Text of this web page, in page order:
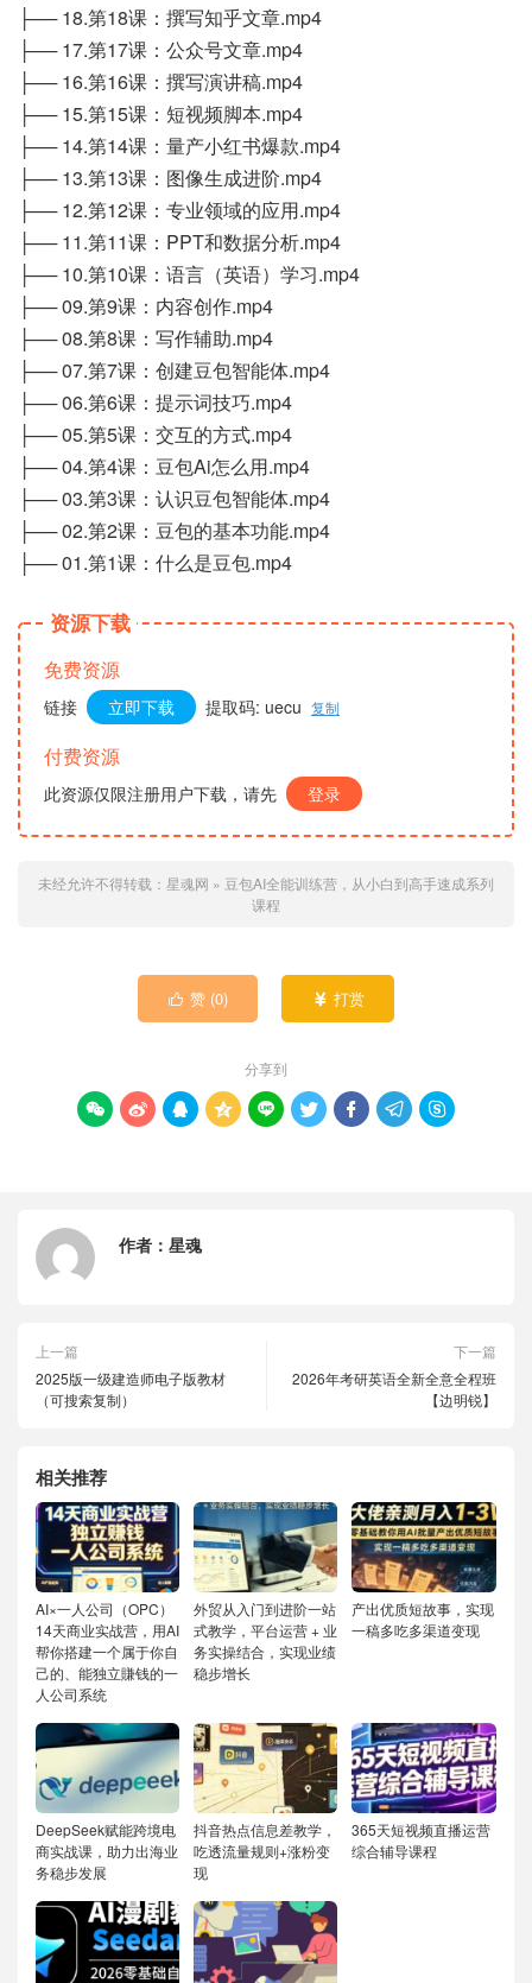
├── 18.第18课：撰写知乎文章.mp4
├── 17.第17课：公众号文章.mp4
├── 16.第16课：撰写演讲稿.mp4
├── 15.第15课：短视频脚本.mp4
├── 14.第14课：量产小红书爆款.mp4
├── 13.第13课：图像生成进阶.mp4
├── 12.第12课：专业领域的应用.mp4
├── 11.第11课：PPT和数据分析.mp4
├── 10.第10课：语言（英语）学习.mp4
├── 09.第9课：内容创作.mp4
├── 08.第8课：写作辅助.mp4
├── 07.第7课：创建豆包智能体.mp4
├── 06.第6课：提示词技巧.mp4
├── 05.第5课：交互的方式.mp4
├── 04.第4课：豆包Ai怎么用.mp4
├── 03.第3课：认识豆包智能体.mp4
├── 02.第2课：豆包的基本功能.mp4
├── 01.第1课：什么是豆包.mp4
资源下载
免费资源
链接 立即下载 提取码: uecu 复制
付费资源
此资源仅限注册用户下载，请先 登录
未经允许不得转载： 星魂网 » 豆包AI全能训练营，从小白到高手速成系列
课程
 赞 (0)  打赏
分享到
        
作者： 星魂
上一篇
2025版一级建造师电子版教材
（可搜索复制）
下一篇
2026年考研英语全新全意全程班
【边明锐】
相关推荐
AI×一人公司（OPC）
14天商业实战营，用AI
帮你搭建一个属于你自
己的、能独立賺钱的一
人公司系统
外贸从入门到进阶一站
式教学，平台运营 + 业
务实操结合，实现业绩
稳步增长
产出优质短故事，实现
一稿多吃多渠道变现
DeepSeek赋能跨境电
商实战课，助力出海业
务稳步发展
抖音热点信息差教学，
吃透流量规则+涨粉变
现
365天短视频直播运营
综合辅导课程